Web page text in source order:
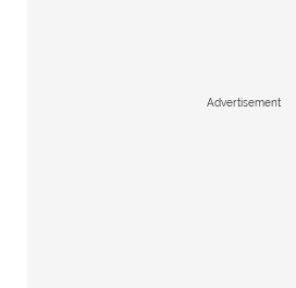
Advertisement